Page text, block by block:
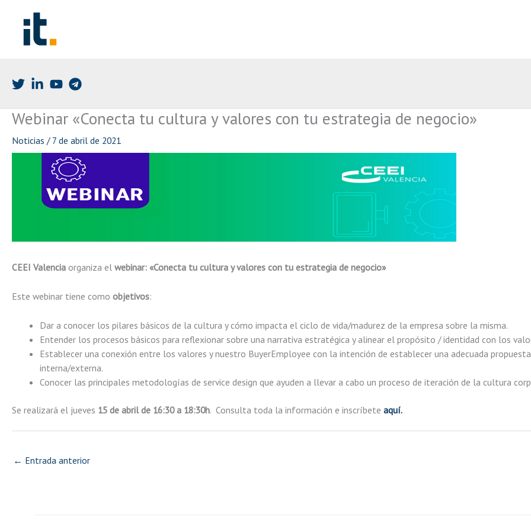
Webinar «Conecta tu cultura y valores con tu estrategia de negocio»
Noticias / 7 de abril de 2021
CEEI Valencia organiza el webinar: «Conecta tu cultura y valores con tu estrategia de negocio»
Este webinar tiene como objetivos:
Dar a conocer los pilares básicos de la cultura y cómo impacta el ciclo de vida/madurez de la empresa sobre la misma.
Entender los procesos básicos para reflexionar sobre una narrativa estratégica y alinear el propósito / identidad con los
Establecer una conexión entre los valores y nuestro BuyerEmployee con la intención de establecer una adecuada
interna/externa.
Conocer las principales metodologías de service design que ayuden a llevar a cabo un proceso de iteración de la cultura
Se realizará el jueves 15 de abril de 16:30 a 18:30h. Consulta toda la información e inscríbete aquí.
← Entrada anterior